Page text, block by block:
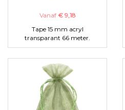
Vanaf € 9,18
Tape 15 mm acryl
transparant 66 meter.